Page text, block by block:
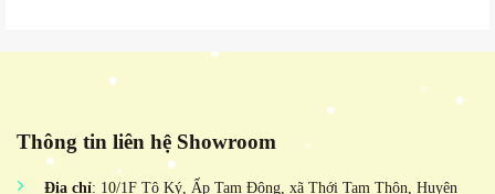
Thông tin liên hệ Showroom
Địa chỉ: 10/1F Tô Ký, Ấp Tam Đông, xã Thới Tam Thôn, Huyện